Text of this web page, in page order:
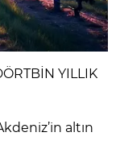
YILLIK
altın